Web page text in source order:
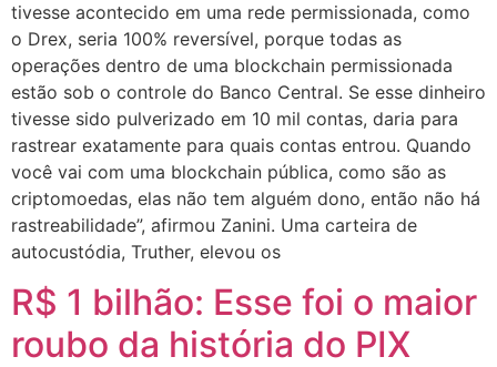
tivesse acontecido em uma rede permissionada, como
o Drex, seria 100% reversível, porque todas as
operações dentro de uma blockchain permissionada
estão sob o controle do Banco Central. Se esse dinheiro
tivesse sido pulverizado em 10 mil contas, daria para
rastrear exatamente para quais contas entrou. Quando
você vai com uma blockchain pública, como são as
criptomoedas, elas não tem alguém dono, então não há
rastreabilidade”, afirmou Zanini. Uma carteira de
autocustódia, Truther, elevou os
R$ 1 bilhão: Esse foi o maior
roubo da história do PIX